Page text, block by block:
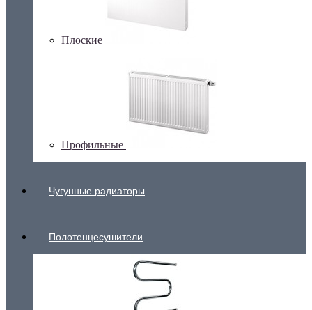
Плоские
Профильные
Чугунные радиаторы
Полотенцесушители